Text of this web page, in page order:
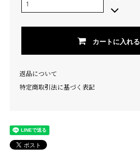
カートに入れる
返品について
特定商取引法に基づく表記